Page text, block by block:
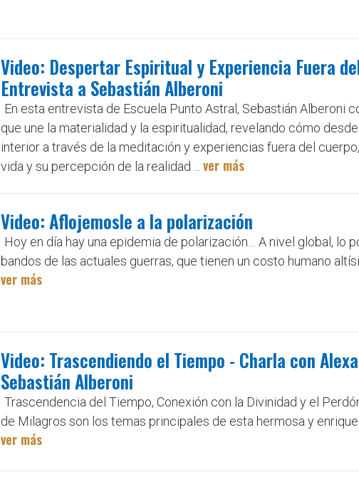
Video: Despertar Espiritual y Experiencia Fuera
Entrevista a Sebastián Alberoni
En esta entrevista de Escuela Punto Astral, Sebastián Alberoni
que une la materialidad y la espiritualidad, revelando cómo
interior a través de la meditación y experiencias fuera del
vida y su percepción de la realidad ... ver más
Video: Aflojemosle a la polarización
Hoy en día hay una epidemia de polarización… A nivel global, lo
bandos de las actuales guerras, que tienen un costo humano
ver más
Video: Trascendiendo el Tiempo - Charla con
Sebastián Alberoni
Trascendencia del Tiempo, Conexión con la Divinidad y el
de Milagros son los temas principales de esta hermosa y
ver más